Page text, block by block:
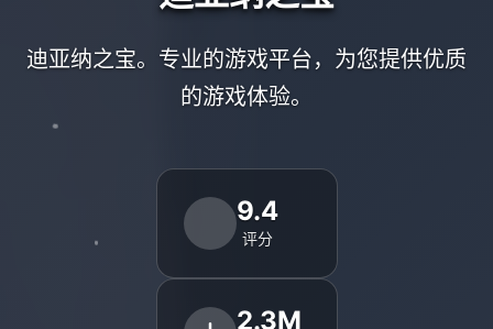
迪亚纳之宝。专业的游戏平台，为您提供优质
的游戏体验。
9.4
评分
2.3M